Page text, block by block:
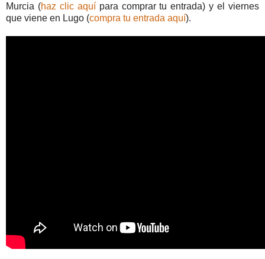
Murcia (haz clic aquípara comprar tu entrada) y el viernes
que viene en Lugo (compra tu entrada aquí).